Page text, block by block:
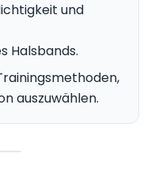
und
Halsbands.
auszuwählen.